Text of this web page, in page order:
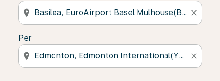
location_on close
Per
location_on close